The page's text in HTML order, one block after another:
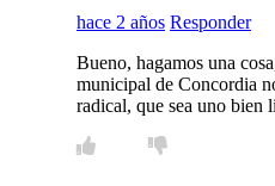
hace 2 años Responder
Bueno, hagamos una
municipal de Concordia
radical, que sea uno bien